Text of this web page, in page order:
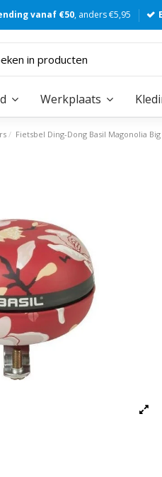
vanaf €50, anders €5,95
Werkplaats
Fietsbel Ding-Dong Basil Magonolia